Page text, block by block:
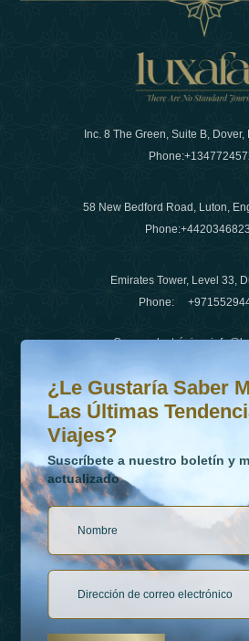
Inc. 8 The Green, Suite B,
Phone:
58 New Bedford Road, Luton,
Phone:
Emirates Tower, Level 33,
Phone:
Correo electrónico:
Número de WhatsApp
Vínculos
¿Le gustaría saber más sobre
Suscríbete a nuestro boletín y
¿Le Gustaría Saber
Las Últimas
Viajes?
Suscríbete a nuestro boletín y
actualizado